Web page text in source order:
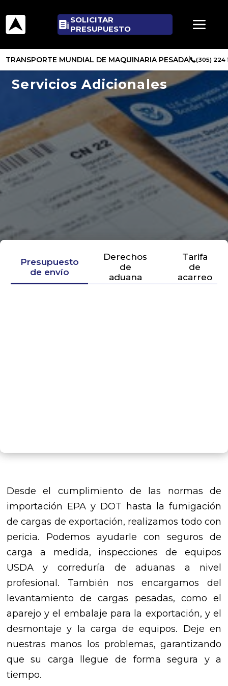
SOLICITAR
PRESUPUESTO
TRANSPORTE MUNDIAL DE MAQUINARIA PESADA (305) 224
Servicios Adicionales
Presupuesto
de envío
Derechos
de
aduana
Tarifa
de
acarreo
Desde el cumplimiento de las normas de
importación EPA y DOT hasta la fumigación
de cargas de exportación, realizamos todo con
pericia. Podemos ayudarle con seguros de
carga a medida, inspecciones de equipos
USDA y correduría de aduanas a nivel
profesional. También nos encargamos del
levantamiento de cargas pesadas, como el
aparejo y el embalaje para la exportación, y el
desmontaje y la carga de equipos. Deje en
nuestras manos los problemas, garantizando
que su carga llegue de forma segura y a
tiempo.